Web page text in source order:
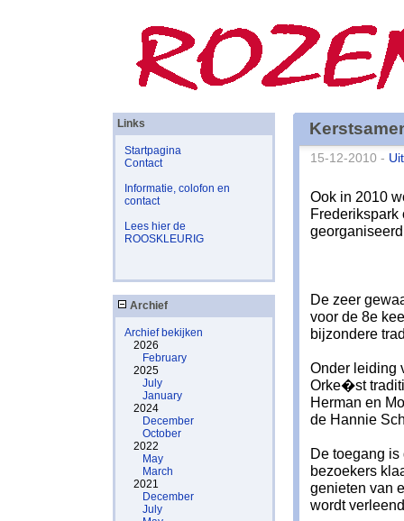
Links
Startpagina
Contact
Informatie, colofon en
contact
Lees hier de
ROOSKLEURIG
Archief
Archief bekijken
2026
February
2025
July
January
2024
December
October
2022
May
March
2021
December
July
15-12-2010 -
Ook in 2010
Frederikspark
De zeer
voor de 8e
bijzondere
Onder leiding
Orke�st
Herman en
de Hannie
De toegang
bezoekers
genieten van
wordt